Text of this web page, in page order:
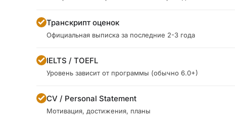
Транскрипт оценок
Официальная выписка за последние 2-3 года
IELTS / TOEFL
Уровень зависит от программы (обычно 6.0+)
CV / Personal Statement
Мотивация, достижения, планы